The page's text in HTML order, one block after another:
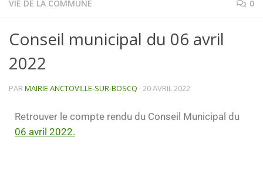
VIE DE LA COMMUNE 0
Conseil municipal du 06 avril
2022
PARMAIRIE ANCTOVILLE-SUR-BOSCQ · 20 AVRIL 2022
Retrouver le compte rendu du Conseil Municipal du
06 avril 2022.